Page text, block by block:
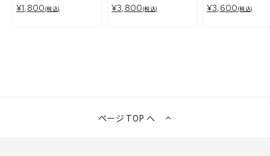
グ
¥1,800(税込)
(超脱獄外伝付)
¥3,800(税込)
(超脱獄外伝付)
¥3,600(税込)
ページ TOP へ